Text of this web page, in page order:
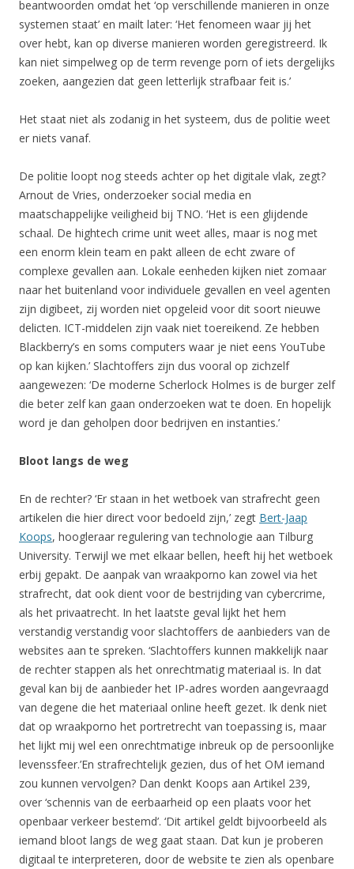
beantwoorden omdat het ‘op verschillende manieren in onze
systemen staat’ en mailt later: ‘Het fenomeen waar jij het
over hebt, kan op diverse manieren worden geregistreerd. Ik
kan niet simpelweg op de term revenge porn of iets dergelijks
zoeken, aangezien dat geen letterlijk strafbaar feit is.’
Het staat niet als zodanig in het systeem, dus de politie weet
er niets vanaf.
De politie loopt nog steeds achter op het digitale vlak, zegt?
Arnout de Vries, onderzoeker social media en
maatschappelijke veiligheid bij TNO. ‘Het is een glijdende
schaal. De hightech crime unit weet alles, maar is nog met
een enorm klein team en pakt alleen de echt zware of
complexe gevallen aan. Lokale eenheden kijken niet zomaar
naar het buitenland voor individuele gevallen en veel agenten
zijn digibeet, zij worden niet opgeleid voor dit soort nieuwe
delicten. ICT-middelen zijn vaak niet toereikend. Ze hebben
Blackberry’s en soms computers waar je niet eens YouTube
op kan kijken.’ Slachtoffers zijn dus vooral op zichzelf
aangewezen: ‘De moderne Scherlock Holmes is de burger zelf
die beter zelf kan gaan onderzoeken wat te doen. En hopelijk
word je dan geholpen door bedrijven en instanties.’
Bloot langs de weg
En de rechter? ‘Er staan in het wetboek van strafrecht geen
artikelen die hier direct voor bedoeld zijn,’ zegt Bert-Jaap
Koops, hoogleraar regulering van technologie aan Tilburg
University. Terwijl we met elkaar bellen, heeft hij het wetboek
erbij gepakt. De aanpak van wraakporno kan zowel via het
strafrecht, dat ook dient voor de bestrijding van cybercrime,
als het privaatrecht. In het laatste geval lijkt het hem
verstandig verstandig voor slachtoffers de aanbieders van de
websites aan te spreken. ‘Slachtoffers kunnen makkelijk naar
de rechter stappen als het onrechtmatig materiaal is. In dat
geval kan bij de aanbieder het IP-adres worden aangevraagd
van degene die het materiaal online heeft gezet. Ik denk niet
dat op wraakporno het portretrecht van toepassing is, maar
het lijkt mij wel een onrechtmatige inbreuk op de persoonlijke
levenssfeer.’En strafrechtelijk gezien, dus of het OM iemand
zou kunnen vervolgen? Dan denkt Koops aan Artikel 239,
over ‘schennis van de eerbaarheid op een plaats voor het
openbaar verkeer bestemd’. ‘Dit artikel geldt bijvoorbeeld als
iemand bloot langs de weg gaat staan. Dat kun je proberen
digitaal te interpreteren, door de website te zien als openbare